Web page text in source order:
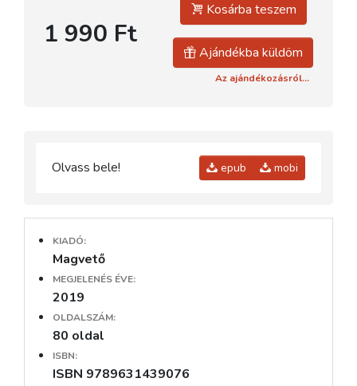
1 990 Ft
Kosárba teszem
Ajándékba küldöm
Az ajándékozásról...
Olvass bele! epub mobi
KIADÓ:
Magvető
MEGJELENÉS ÉVE:
2019
OLDALSZÁM:
80 oldal
ISBN:
ISBN 9789631439076